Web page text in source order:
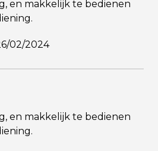
en makkelijk te bedienen
02/2024
en makkelijk te bedienen